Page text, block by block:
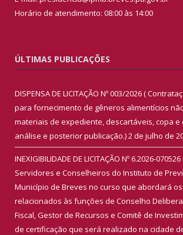
Horário de atendimento: 08:00 às 14:00
ÚLTIMAS PUBLICAÇÕES
DISPENSA DE LICITAÇÃO Nº 003/2026 (
para fornecimento de gêneros alimentícios
materiais de expediente, descartáveis, copa e
análise e posterior publicação.)2 de julho de
INEXIGIBILIDADE DE LICITAÇÃO Nº 6.2026-
Servidores e Conselheiros do Instituto de
Município de Breves no curso que abordará
relacionados às funções de Conselho
Fiscal, Gestor de Recursos e Comitê de
de certificação que será realizado na cidade